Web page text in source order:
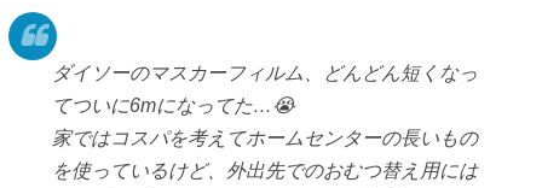
ダイソーのマスカーフィルム、どんどん短くなっ
てついに6mになってた…😭
家ではコスパを考えてホームセンターの長いもの
を使っているけど、外出先でのおむつ替え用には